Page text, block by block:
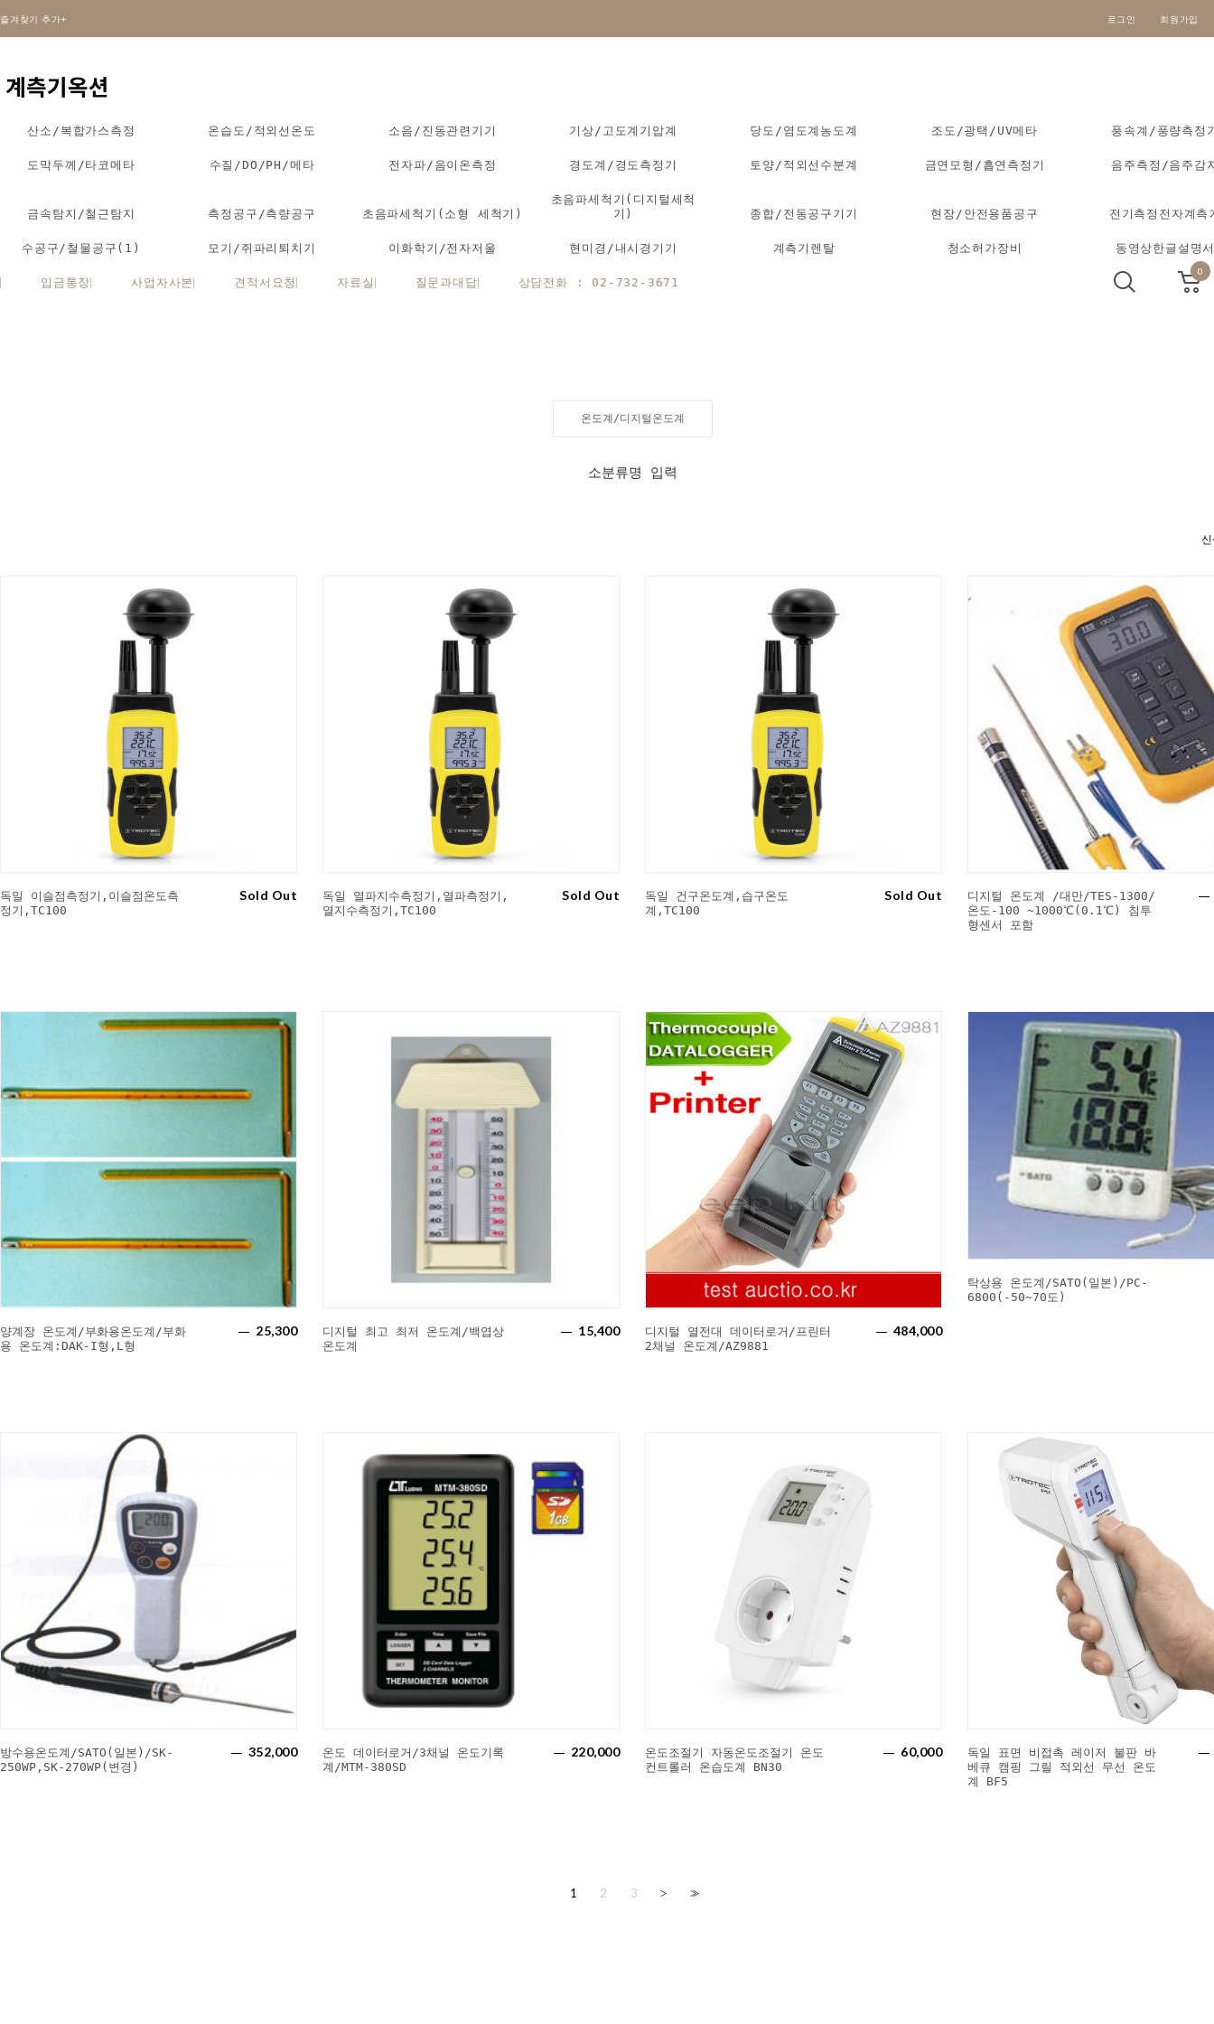
즐겨찾기 추가+ 로그인 회원가입
산소/복합가스측정 온습도/적외선온도 소음/진동관련기기 기상/고도계기압계 당도/염도계농도계 조도/광택/UV메타 풍속계/풍량측정
도막두께/타코메타 수질/DO/PH/메타 전자파/음이온측정 경도계/경도측정기 토양/적외선수분계 금연모형/흡연측정기 음주측정/음주감
금속탐지/철근탐지 측정공구/측량공구 초음파세척기(소형 세척기)
초음파세척기(디지털세척
기)
종합/전동공구기기 현장/안전용품공구 전기측정전자계측
수공구/철물공구(1) 모기/쥐파리퇴치기 이화학기/전자저울 현미경/내시경기기 계측기렌탈 청소허가장비 동영상한글설명
입금통장 사업자사본 견적서요청 자료실 질문과대답 상담전화 : 02-732-3671
0
온도계/디지털온도계
소분류명 입력
독일 이슬점측정기,이슬점온도측
정기,TC100
Sold Out
독일 열파지수측정기,열파측정기,
열지수측정기,TC100
Sold Out
독일 건구온도계,습구온도
계,TC100
Sold Out
디지털 온도계 /대만/TES-1300/
온도-100 ~1000℃(0.1℃) 침투
형센서 포함
양계장 온도계/부화용온도계/부화
용 온도계:DAK-I형,L형
25,300
디지털 최고 최저 온도계/백엽상
온도계
15,400
디지털 열전대 데이터로거/프린터
2채널 온도계/AZ9881
484,000
탁상용 온도계/SATO(일본)/PC-
6800(-50~70도)
방수용온도계/SATO(일본)/SK-
250WP,SK-270WP(변경)
352,000
온도 데이터로거/3채널 온도기록
계/MTM-380SD
220,000
온도조절기 자동온도조절기 온도
컨트롤러 온습도계 BN30
60,000
독일 표면 비접촉 레이저 불판 바
베큐 캠핑 그릴 적외선 무선 온도
계 BF5
1 2 3 > >>